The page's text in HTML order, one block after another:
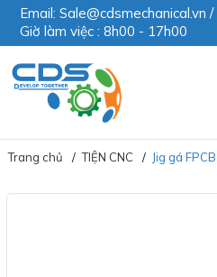
Email: Sale@cdsmechanical.vn
Giờ làm việc : 8h00 - 17h00
Trang chủ TIỆN CNC Jig gá